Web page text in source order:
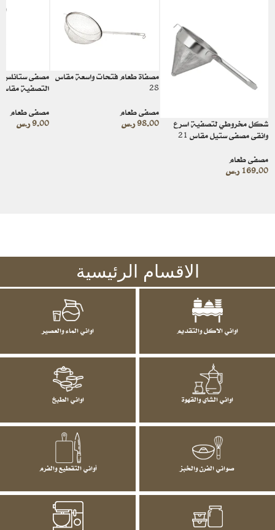
شكل مخروطي لتصفية اسرع
وانقى مصفى ستيل مقاس 21
مصفى طعام
169.00 ر.س
مصفاة طعام فتحات واسعة مقاس
28
مصفى طعام
98.00ر.س
مصفى ستانلس
التصفية مقاس 9
مصفى طعام
9.00ر.س
الاقسام الرئيسية
اواني الاكل والتقديم اواني الماء والعصير
اواني الشاي والقهوة اواني الطبخ
صواني الفرن والخبز أواني التقطيع والفرم